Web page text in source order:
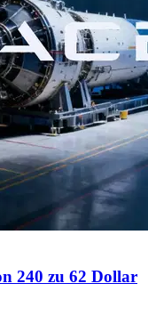
240 zu 62 Dollar